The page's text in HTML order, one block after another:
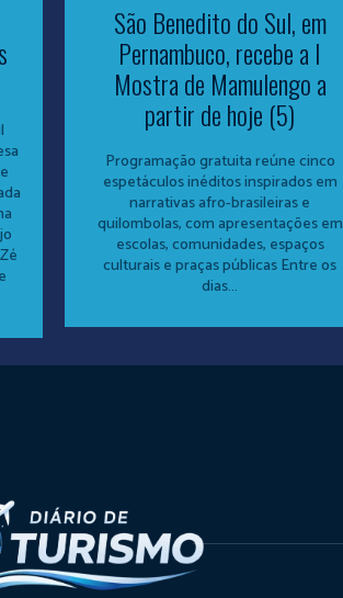
São Benedito do Sul, em
Pernambuco, recebe a I
Mostra de Mamulengo a
partir de hoje (5)
Programação gratuita reúne cinco
espetáculos inéditos inspirados em
narrativas afro-brasileiras e
quilombolas, com apresentações em
escolas, comunidades, espaços
culturais e praças públicas Entre os
dias...